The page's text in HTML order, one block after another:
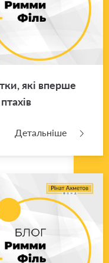
які впер­ше
Детальніше